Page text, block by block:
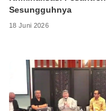
Sesungguhnya
18 Juni 2026